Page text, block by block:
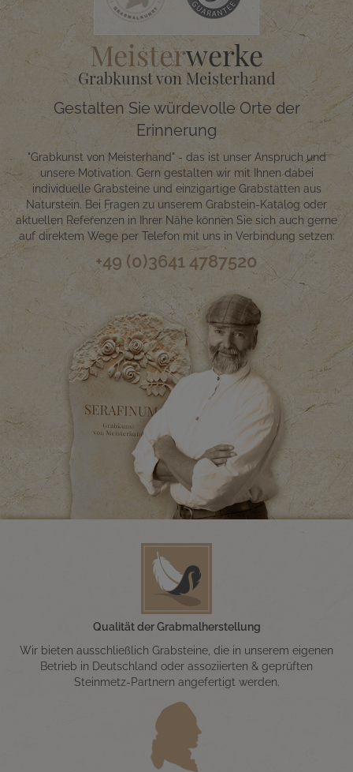
Meisterwerke
Grabkunst von Meisterhand
Gestalten Sie würdevolle Orte der
Erinnerung
"Grabkunst von Meisterhand" - das ist unser Anspruch und
unsere Motivation. Gern gestalten wir mit Ihnen dabei
individuelle Grabsteine und einzigartige Grabstätten aus
Naturstein. Bei Fragen zu unserem Grabstein-Katalog oder
aktuellen Referenzen in Ihrer Nähe können Sie sich auch gerne
auf direktem Wege per Telefon mit uns in Verbindung setzen:
+49 (0)3641 4787520
Qualität der Grabmalherstellung
Wir bieten ausschließlich Grabsteine, die in unserem eigenen
Betrieb in Deutschland oder assoziierten & geprüften
Steinmetz-Partnern angefertigt werden.